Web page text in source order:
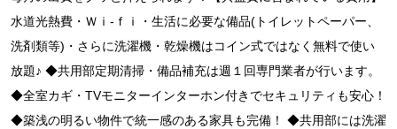
水道光熱費・Ｗｉ-ｆｉ・生活に必要な備品(トイレットペーパー、
洗剤類等)・さらに洗濯機・乾燥機はコイン式ではなく無料で使い
放題♪ ◆共用部定期清掃・備品補充は週１回専門業者が行います。
◆全室カギ・TVモニターインターホン付きでセキュリティも安心！
◆築浅の明るい物件で統一感のある家具も完備！ ◆共用部には洗濯